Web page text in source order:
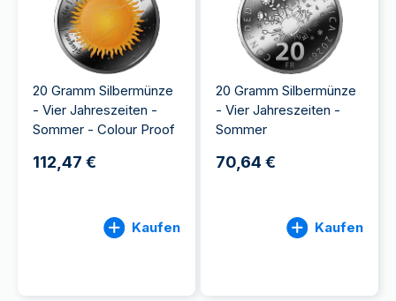
20 Gramm Silbermünze
- Vier Jahreszeiten -
Sommer - Colour Proof
112,47 €
Kaufen
20 Gramm Silbermünze
- Vier Jahreszeiten -
Sommer
70,64 €
Kaufen